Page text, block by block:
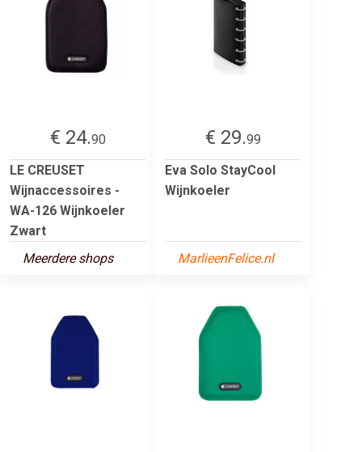
€ 24.90
LE CREUSET
Wijnaccessoires -
WA-126 Wijnkoeler
Zwart
Meerdere shops
€ 29.99
Eva Solo StayCool
Wijnkoeler
MarlieenFelice.nl